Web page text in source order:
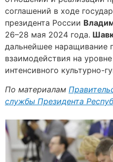
соглашений в ходе
президента России
26–28 мая 2024 года.
дальнейшее наращивание
взаимодействия на
интенсивного культурно-
По материалам
службы Президента